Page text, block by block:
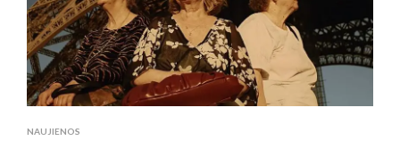
KELIONĘ
NAUJIENOS